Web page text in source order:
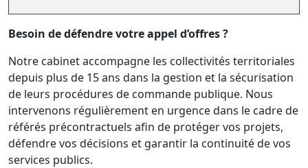
Besoin de défendre votre appel d’offres ?
Notre cabinet accompagne les collectivités territoriales
depuis plus de 15 ans dans la gestion et la sécurisation
de leurs procédures de commande publique. Nous
intervenons régulièrement en urgence dans le cadre de
référés précontractuels afin de protéger vos projets,
défendre vos décisions et garantir la continuité de vos
services publics.